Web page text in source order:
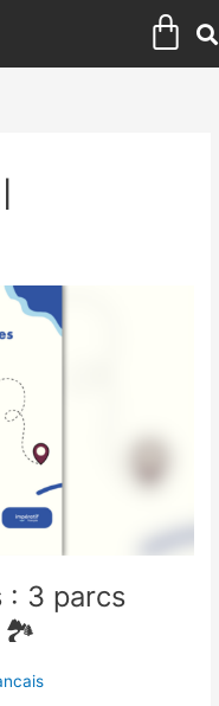
: 3 parcs
🏞